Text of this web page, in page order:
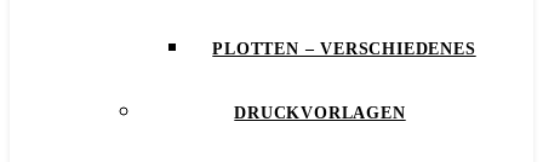
PLOTTEN – VERSCHIEDENES
DRUCKVORLAGEN